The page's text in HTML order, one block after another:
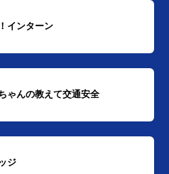
インターン
ゃんの教えて交通安全
ジ